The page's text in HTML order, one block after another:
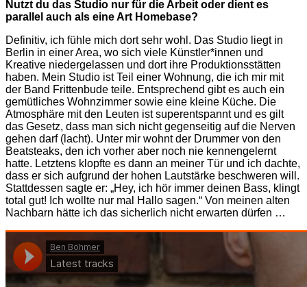
Nutzt du das Studio nur für die Arbeit oder dient es
parallel auch als eine Art Homebase?
Definitiv, ich fühle mich dort sehr wohl. Das Studio liegt in
Berlin in einer Area, wo sich viele Künstler*innen und
Kreative niedergelassen und dort ihre Produktionsstätten
haben. Mein Studio ist Teil einer Wohnung, die ich mir mit
der Band Frittenbude teile. Entsprechend gibt es auch ein
gemütliches Wohnzimmer sowie eine kleine Küche. Die
Atmosphäre mit den Leuten ist superentspannt und es gilt
das Gesetz, dass man sich nicht gegenseitig auf die Nerven
gehen darf (lacht). Unter mir wohnt der Drummer von den
Beatsteaks, den ich vorher aber noch nie kennengelernt
hatte. Letztens klopfte es dann an meiner Tür und ich dachte,
dass er sich aufgrund der hohen Lautstärke beschweren will.
Stattdessen sagte er: „Hey, ich hör immer deinen Bass, klingt
total gut! Ich wollte nur mal Hallo sagen.“ Von meinen alten
Nachbarn hätte ich das sicherlich nicht erwarten dürfen …